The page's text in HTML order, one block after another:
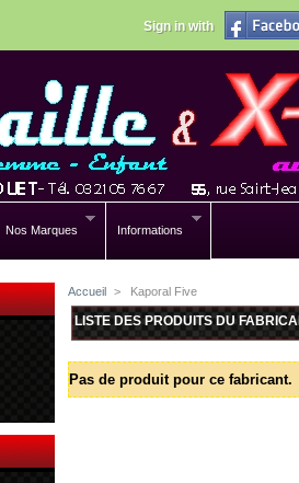
Sign in with
Nos Marques Informations
Accueil > Kaporal Five
LISTE DES PRODUITS DU
Pas de produit pour ce fabricant.